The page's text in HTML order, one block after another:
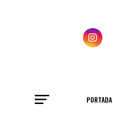
PORTADA